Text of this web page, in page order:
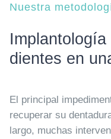
Nuestra
dientes en
El principal
recuperar su
largo, muchas